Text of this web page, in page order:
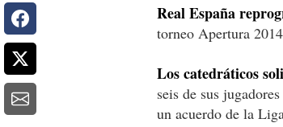
Real España
torneo Apertura
Los catedráticos
seis de sus
un acuerdo de la